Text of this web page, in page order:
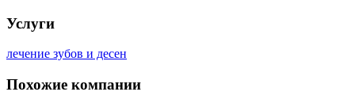
Услуги
лечение зубов и десен
Похожие компании